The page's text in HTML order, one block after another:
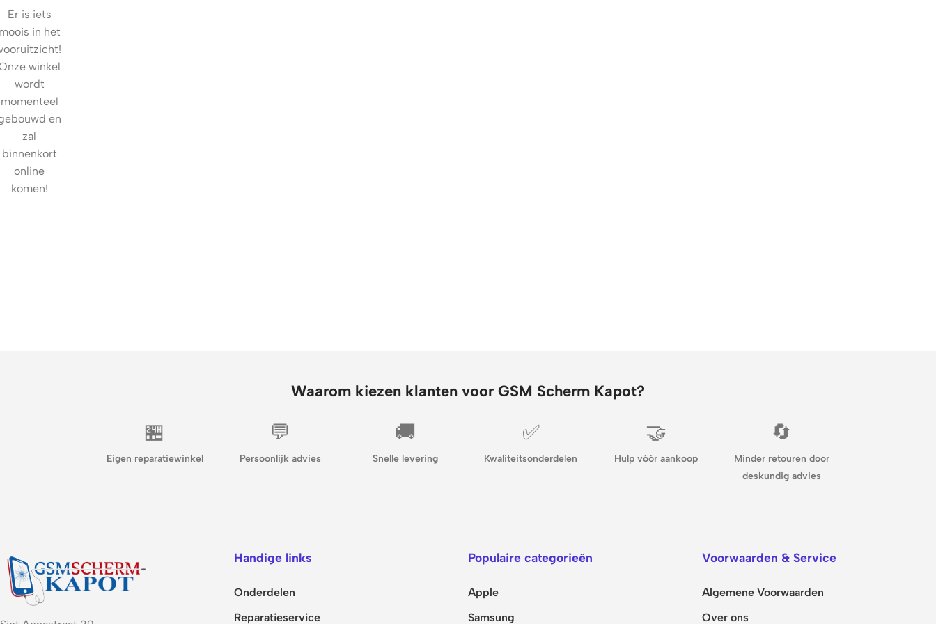
Er is iets
in het
winkel
wordt
momenteel
en
zal
binnenkort
online
komen!
Waarom kiezen klanten voor GSM Scherm Kapot?
🏪
Eigen reparatiewinkel
💬
Persoonlijk advies
🚚
Snelle levering
✅
Kwaliteitsonderdelen
🤝
Hulp vóór aankoop
🔄
Minder retouren door
deskundig advies
Handige links
Onderdelen
Reparatieservice
Populaire categorieën
Apple
Samsung
Voorwaarden & Service
Algemene Voorwaarden
Over ons